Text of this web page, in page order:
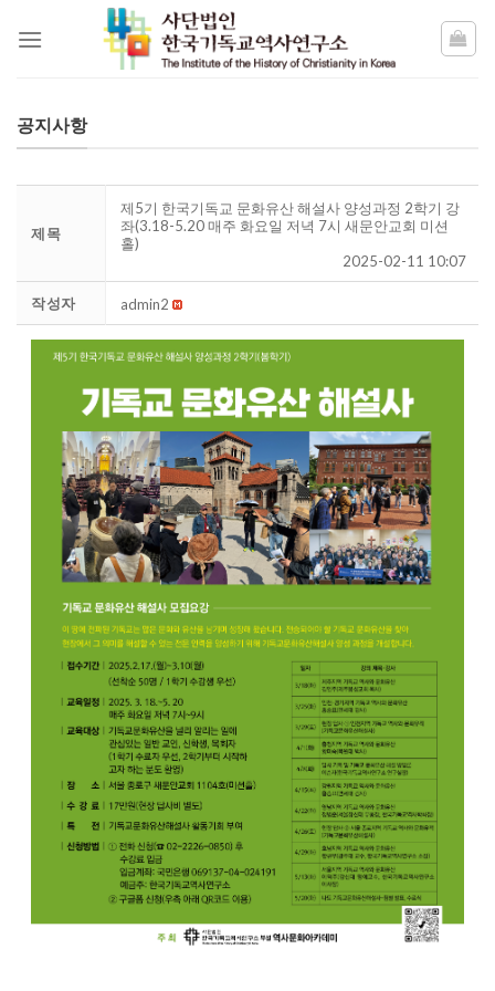
공지사항
제목
제5기 한국기독교 문화유산 해설사 양성과정 2학기 강
좌(3.18-5.20 매주 화요일 저녁 7시 새문안교회 미션
홀)
2025-02-11 10:07
작성자 admin2